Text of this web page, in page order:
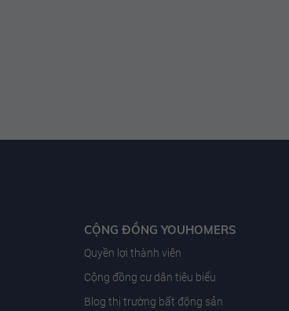
CỘNG ĐỒNG YOUHOMERS
Quyền lợi thành viên
Cộng đồng cư dân tiêu biểu
Blog thị trường bất động sản